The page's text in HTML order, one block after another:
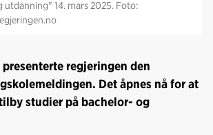
utdanning" 14. mars 2025. Foto:
presenterte regjeringen den
Det åpnes nå for at
studier på bachelor- og